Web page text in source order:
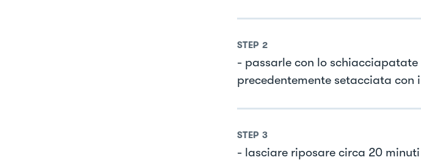
STEP 2
- passarle con lo
precedentemente setacciata con
STEP 3
- lasciare riposare circa 20